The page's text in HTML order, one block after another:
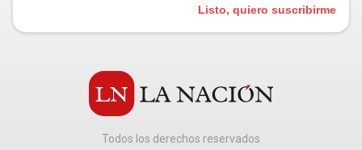
Listo, quiero suscribirme
Todos los derechos reservados